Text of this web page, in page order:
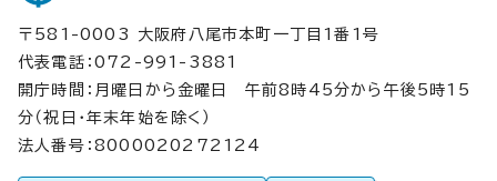
〒581-0003 大阪府八尾市本町一丁目1番1号
代表電話：072-991-3881
開庁時間：月曜日から金曜日 午前8時45分から午後5時15
分（祝日・年末年始を除く）
法人番号：8000020272124